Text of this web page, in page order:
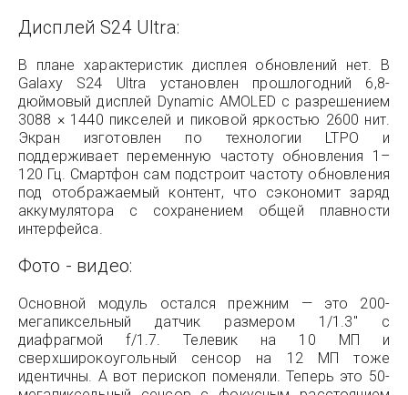
Дисплей S24 Ultra:
В плане характеристик дисплея обновлений нет. В
Galaxy S24 Ultra установлен прошлогодний 6,8-
дюймовый дисплей Dynamic AMOLED с разрешением
3088 × 1440 пикселей и пиковой яркостью 2600 нит.
Экран изготовлен по технологии LTPO и
поддерживает переменную частоту обновления 1–
120 Гц. Смартфон сам подстроит частоту обновления
под отображаемый контент, что сэкономит заряд
аккумулятора с сохранением общей плавности
интерфейса.
Фото - видео:
Основной модуль остался прежним — это 200-
мегапиксельный датчик размером 1/1.3″ с
диафрагмой f/1.7. Телевик на 10 МП и
сверхширокоугольный сенсор на 12 МП тоже
идентичны. А вот перископ поменяли. Теперь это 50-